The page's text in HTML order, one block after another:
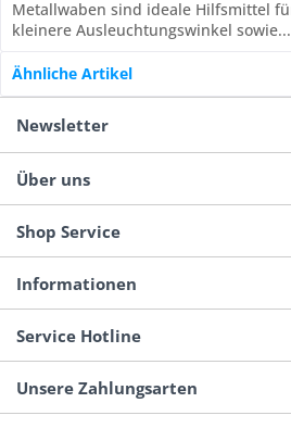
Metallwaben sind ideale Hilfsmittel
kleinere Ausleuchtungswinkel sowie...
Ähnliche Artikel
Newsletter
Über uns
Shop Service
Informationen
Service Hotline
Unsere Zahlungsarten